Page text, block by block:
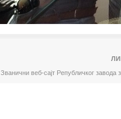
Званични веб-сајт Републичког